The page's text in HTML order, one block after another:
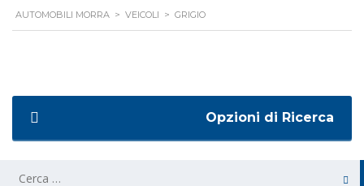
AUTOMOBILI MORRA > VEICOLI > GRIGIO
Opzioni di Ricerca